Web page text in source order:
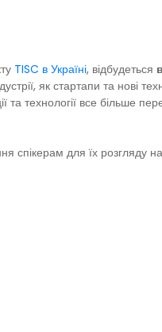
TISC в Україні, відбудеться
як стартапи та нові
та технології все більше
спікерам для їх розгляду